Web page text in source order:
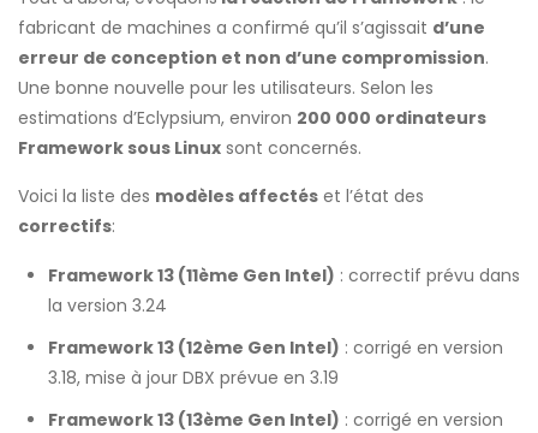
fabricant de machines a confirmé qu’il s’agissait d’une
erreur de conception et non d’une compromission.
Une bonne nouvelle pour les utilisateurs. Selon les
estimations d’Eclypsium, environ 200 000 ordinateurs
Framework sous Linux sont concernés.
Voici la liste des modèles affectés et l’état des
correctifs:
Framework 13 (11ème Gen Intel) : correctif prévu dans
la version 3.24
Framework 13 (12ème Gen Intel) : corrigé en version
3.18, mise à jour DBX prévue en 3.19
Framework 13 (13ème Gen Intel) : corrigé en version